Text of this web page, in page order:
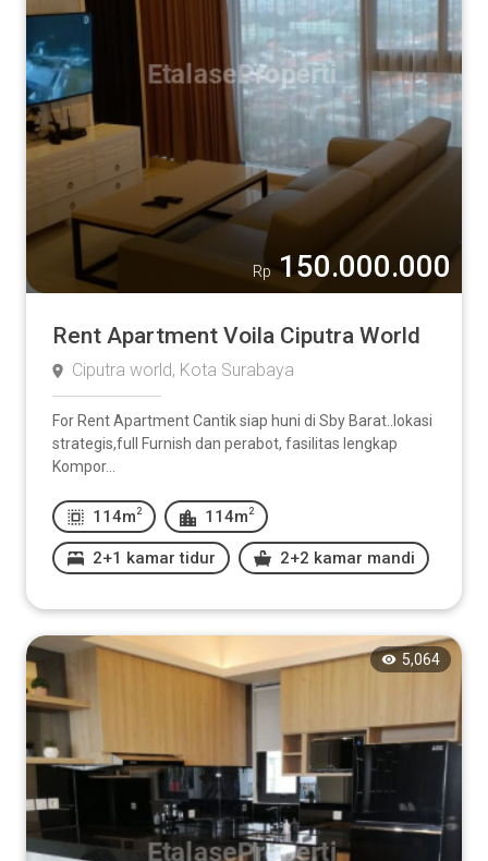
Rp 150.000.000
Rent Apartment Voila Ciputra World
Ciputra world, Kota Surabaya
For Rent Apartment Cantik siap huni di Sby Barat..lokasi
strategis,full Furnish dan perabot, fasilitas lengkap
Kompor...
114m 2 114m 2
2+1 kamar tidur 2+2 kamar mandi
5,064